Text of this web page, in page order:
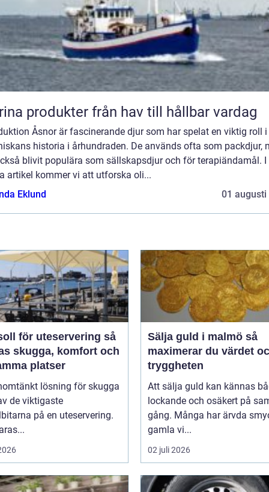
Marina produkter från hav till hållbar vardag
Åsnor är fascinerande djur som har spelat en viktig roll i
historia i århundraden. De används ofta som packdjur,
blivit populära som sällskapsdjur och för terapiändamål. I
artikel kommer vi att utforska oli...
Eklund
01 augusti
för uteservering så
skugga, komfort och
platser
lösning för skugga
de viktigaste
på en uteservering.
Sälja guld i malmö så
maximerar du värdet
tryggheten
Att sälja guld kan kännas
lockande och osäkert på
gång. Många har ärvda
gamla vi...
02 juli 2026